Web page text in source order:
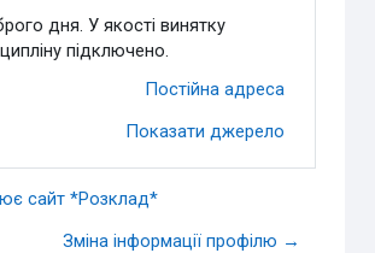
дня. У якості винятку
підключено.
Постійна адреса
Показати джерело
сайт *Розклад*
Зміна інформації профілю →